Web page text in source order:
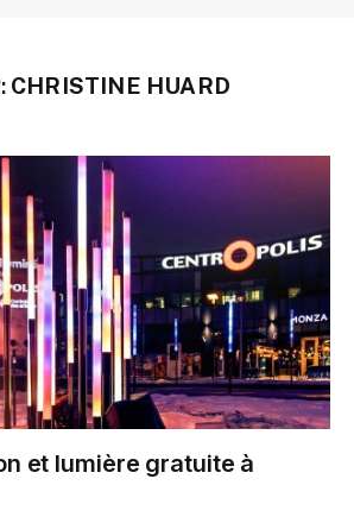
CHRISTINE HUARD
et lumière gratuite à